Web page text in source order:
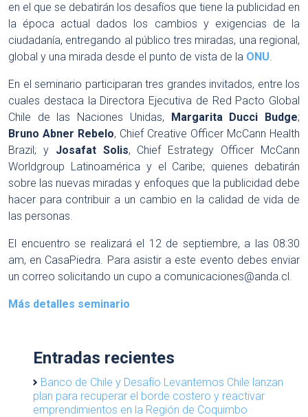
en el que se debatirán los desafíos que tiene la publicidad en
la época actual dados los cambios y exigencias de la
ciudadanía, entregando al público tres miradas, una regional,
global y una mirada desde el punto de vista de la ONU.
En el seminario participaran tres grandes invitados, entre los
cuales destaca la Directora Ejecutiva de Red Pacto Global
Chile de las Naciones Unidas, Margarita Ducci Budge;
Bruno Abner Rebelo, Chief Creative Officer McCann Health
Brazil; y Josafat Solis, Chief Estrategy Officer McCann
Worldgroup Latinoamérica y el Caribe; quienes debatirán
sobre las nuevas miradas y enfoques que la publicidad debe
hacer para contribuir a un cambio en la calidad de vida de
las personas.
El encuentro se realizará el 12 de septiembre, a las 08:30
am, en CasaPiedra. Para asistir a este evento debes enviar
un correo solicitando un cupo a comunicaciones@anda.cl.
Más detalles seminario
Entradas recientes
Banco de Chile y Desafío Levantemos Chile lanzan
plan para recuperar el borde costero y reactivar
emprendimientos en la Región de Coquimbo